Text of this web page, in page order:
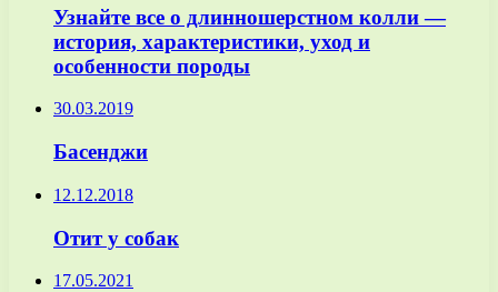
Узнайте все о длинношерстном колли —
история, характеристики, уход и
особенности породы
30.03.2019
Басенджи
12.12.2018
Отит у собак
17.05.2021